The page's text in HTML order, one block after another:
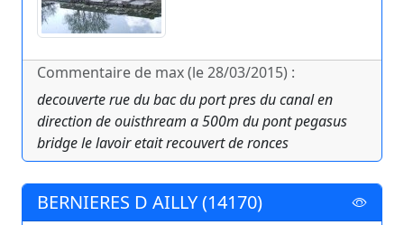
Commentaire de max (le 28/03/2015) :
decouverte rue du bac du port pres du canal en
direction de ouisthream a 500m du pont pegasus
bridge le lavoir etait recouvert de ronces
BERNIERES D AILLY (14170)